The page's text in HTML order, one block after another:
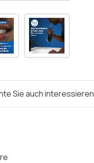
Sie auch interessieren